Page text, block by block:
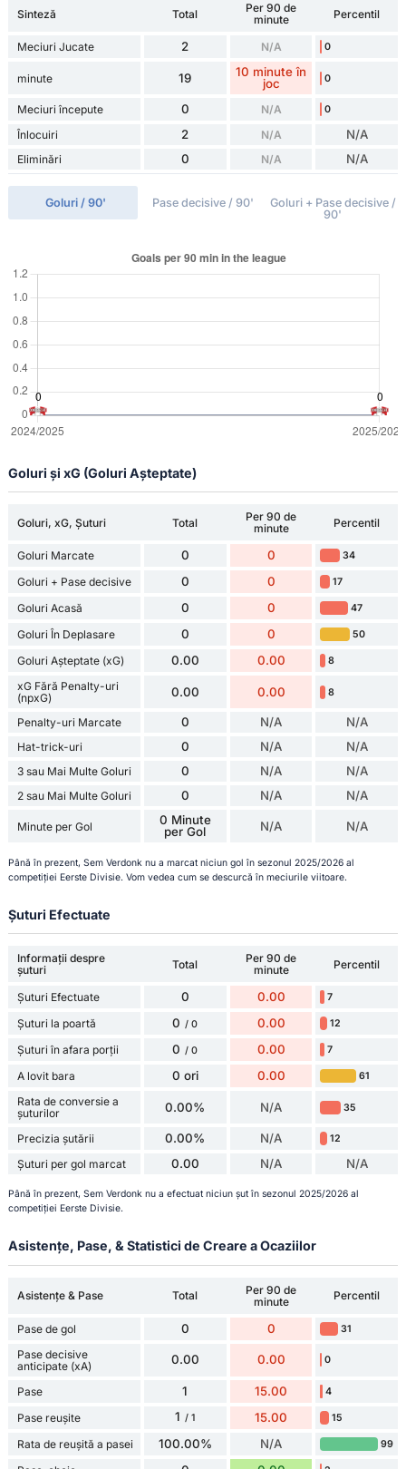
Sinteză Total
Per 90 de
minute
Percentil
Meciuri Jucate 2 N/A 0
minute 19
10 minute în
joc
0
Meciuri începute 0 N/A 0
Înlocuiri 2 N/A N/A
Eliminări 0 N/A N/A
Goluri / 90' Pase decisive / 90'
Goluri + Pase decisive /
90'
Goluri și xG (Goluri Așteptate)
Goluri, xG, Șuturi Total
Per 90 de
minute
Percentil
Goluri Marcate 0 0 34
Goluri + Pase decisive 0 0 17
Goluri Acasă 0 0 47
Goluri În Deplasare 0 0 50
Goluri Așteptate (xG) 0.00 0.00 8
xG Fără Penalty-uri
(npxG)
0.00 0.00 8
Penalty-uri Marcate 0 N/A N/A
Hat-trick-uri 0 N/A N/A
3 sau Mai Multe Goluri 0 N/A N/A
2 sau Mai Multe Goluri 0 N/A N/A
Minute per Gol
0 Minute
per Gol
N/A N/A
Până în prezent, Sem Verdonk nu a marcat niciun gol în sezonul 2025/2026 al
competiției Eerste Divisie. Vom vedea cum se descurcă în meciurile viitoare.
Șuturi Efectuate
Informații despre
șuturi
Total
Per 90 de
minute
Percentil
Șuturi Efectuate 0 0.00 7
Șuturi la poartă 0 / 0 0.00 12
Șuturi în afara porții 0 / 0 0.00 7
A lovit bara 0 ori 0.00 61
Rata de conversie a
șuturilor
0.00% N/A 35
Precizia șutării 0.00% N/A 12
Șuturi per gol marcat 0.00 N/A N/A
Până în prezent, Sem Verdonk nu a efectuat niciun șut în sezonul 2025/2026 al
competiției Eerste Divisie.
Asistențe, Pase, & Statistici de Creare a Ocaziilor
Asistențe & Pase Total
Per 90 de
minute
Percentil
Pase de gol 0 0 31
Pase decisive
anticipate (xA)
0.00 0.00 0
Pase 1 15.00 4
Pase reușite 1 / 1 15.00 15
Rata de reușită a pasei 100.00% N/A 99